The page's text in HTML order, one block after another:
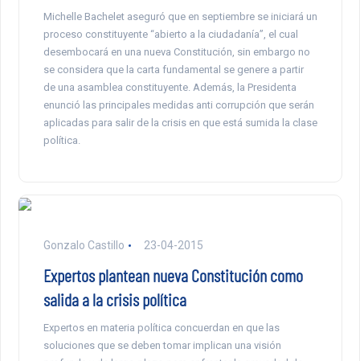
Michelle Bachelet aseguró que en septiembre se iniciará un
proceso constituyente “abierto a la ciudadanía”, el cual
desembocará en una nueva Constitución, sin embargo no
se considera que la carta fundamental se genere a partir
de una asamblea constituyente. Además, la Presidenta
enunció las principales medidas anti corrupción que serán
aplicadas para salir de la crisis en que está sumida la clase
política.
Gonzalo Castillo 23-04-2015
Expertos plantean nueva Constitución como
salida a la crisis política
Expertos en materia política concuerdan en que las
soluciones que se deben tomar implican una visión